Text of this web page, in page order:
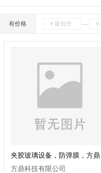
有价格 —
夹胶玻璃设备，防弹膜，方鼎
牌，
方鼎科技有限公司